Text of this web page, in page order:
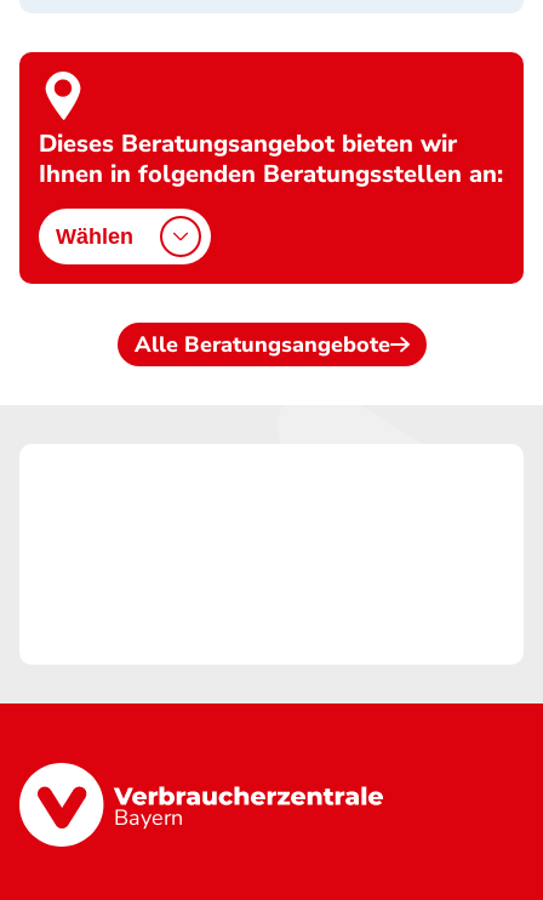
Dieses Beratungsangebot bieten wir
Ihnen in folgenden Beratungsstellen an:
Wählen
Alle Beratungsangebote
Bayern